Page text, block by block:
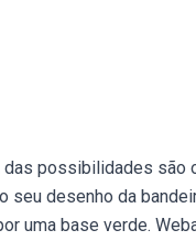
das possibilidades são
seu desenho da
uma base verde.